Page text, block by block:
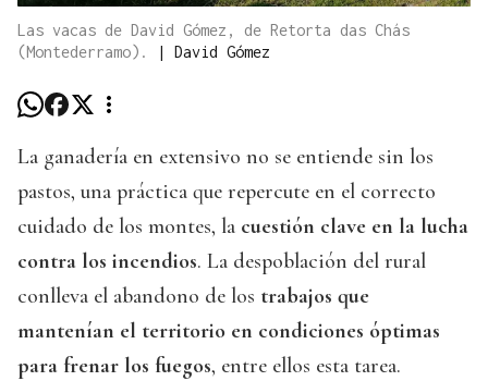
Las vacas de David Gómez, de Retorta das Chás
(Montederramo).
| David Gómez
La ganadería en extensivo no se entiende sin los
pastos, una práctica que repercute en el correcto
cuidado de los montes, la cuestión clave en la lucha
contra los incendios. La despoblación del rural
conlleva el abandono de los trabajos que
mantenían el territorio en condiciones óptimas
para frenar los fuegos, entre ellos esta tarea.